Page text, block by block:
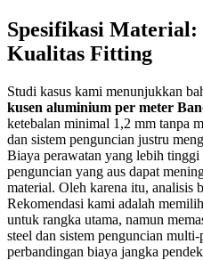
Spesifikasi Material:
Kualitas Fitting
Studi kasus kami menunjukkan
kusen aluminium per meter
ketebalan minimal 1,2 mm tanpa
dan sistem penguncian justru
Biaya perawatan yang lebih
penguncian yang aus dapat
material. Oleh karena itu, analisis
Rekomendasi kami adalah
untuk rangka utama, namun
steel dan sistem penguncian
perbandingan biaya jangka